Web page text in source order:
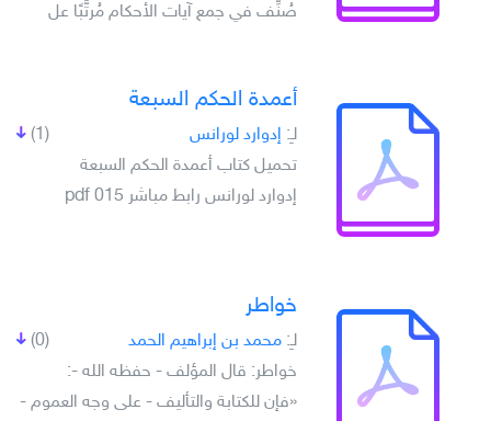
صُنِّف في جمع آيات الأحكام مُرتَّبًا عل
أعمدة الحكم السبعة
(1) لـِ: إدوارد لورانس
تحميل كتاب أعمدة الحكم السبعة
إدوارد لورانس رابط مباشر pdf 015
خواطر
(0) لـِ: محمد بن إبراهيم الحمد
خواطر: قال المؤلف - حفظه الله -:
«فإن للكتابة والتأليف - على وجه العموم -